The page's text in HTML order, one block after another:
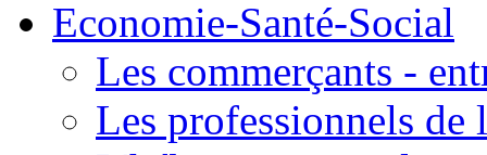
Economie-Santé-Social
Les commerçants -
Les professionnels de